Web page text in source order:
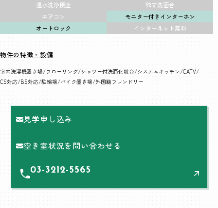
温水洗浄便座
独立洗面台
エアコン
モニター付きインターホン
オートロック
インターネット無料
物件の特徴・設備
室内洗濯機置き場 フローリング シャワー付洗面化粧台 システムキッチン CATV
CS対応 BS対応 駐輪場 バイク置き場 外国籍フレンドリー
見学申し込み
空き室状況を問い合わせる
03-3212-5565